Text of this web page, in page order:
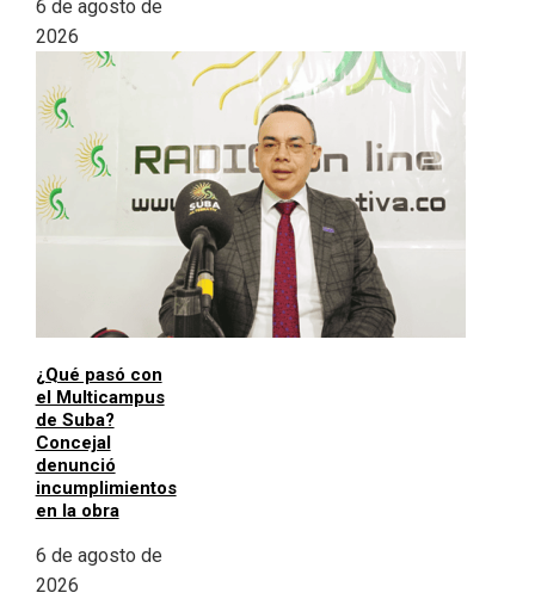
6 de agosto de
2026
¿Qué pasó con
el Multicampus
de Suba?
Concejal
denunció
incumplimientos
en la obra
6 de agosto de
2026